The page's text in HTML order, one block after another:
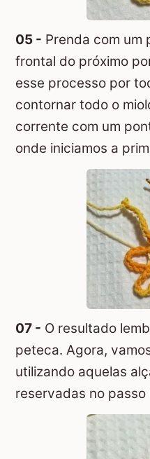
05 - Prenda com um
frontal do próximo
esse processo por
contornar todo o
corrente com um
onde iniciamos a
07 - O resultado
peteca. Agora,
utilizando aquelas
reservadas no passo